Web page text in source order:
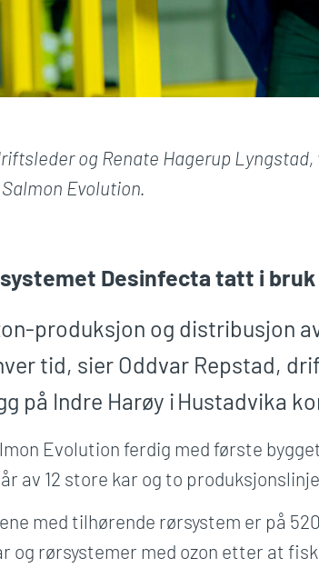
og Renate Hagerup
Evolution.
Desinfecta tatt i bruk
produksjon og distribusjon
tid, sier Oddvar Repstad,
på Indre Harøy i Hustadvika
Evolution ferdig med første
av 12 store kar og to
med tilhørende rørsystem er på
og rørsystemer med ozon etter at